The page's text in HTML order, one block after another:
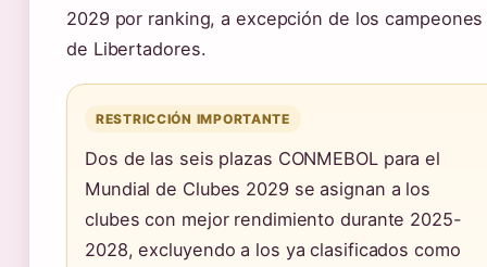
2029 por ranking, a excepción de los campeones
de Libertadores.
RESTRICCIÓN IMPORTANTE
Dos de las seis plazas CONMEBOL para el
Mundial de Clubes 2029 se asignan a los
clubes con mejor rendimiento durante 2025-
2028, excluyendo a los ya clasificados como